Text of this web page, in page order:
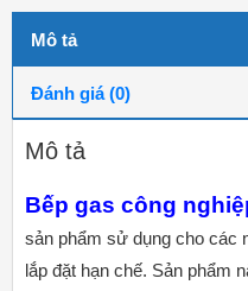
Mô tả
Đánh giá (0)
Mô tả
Bếp gas công
sản phẩm sử dụng cho các
lắp đặt hạn chế. Sản phẩm